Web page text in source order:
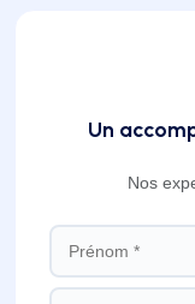
Un
Nos